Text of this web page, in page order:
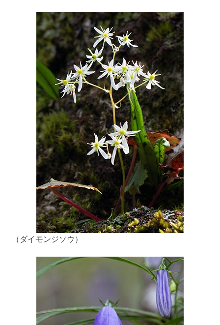
（ダイモンジソウ）